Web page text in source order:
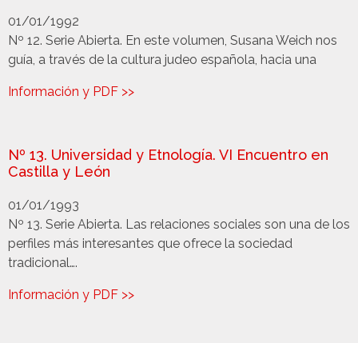
01/01/1992
Nº 12. Serie Abierta. En este volumen, Susana Weich nos
guía, a través de la cultura judeo española, hacia una
Información y PDF >>
Nº 13. Universidad y Etnología. VI Encuentro en
Castilla y León
01/01/1993
Nº 13. Serie Abierta. Las relaciones sociales son una de los
perfiles más interesantes que ofrece la sociedad
tradicional….
Información y PDF >>